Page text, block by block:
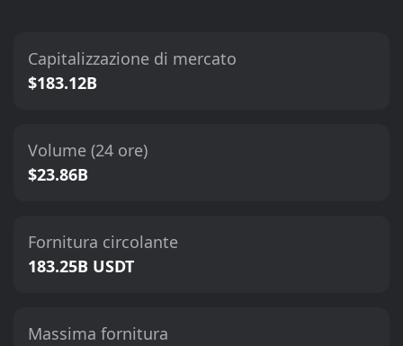
Capitalizzazione di mercato
$183.12B
Volume (24 ore)
$23.86B
Fornitura circolante
183.25B USDT
Massima fornitura